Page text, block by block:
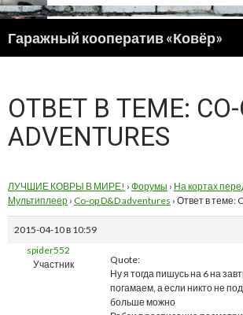
Гаражный кооператив «Ковёр»
ПЕРЕЙТИ
ОТВЕТ В ТЕМЕ: CO-
ADVENTURES
ЛУЧШИЕ КОВРЫ В МИРЕ! › Форумы › На кортах
Мультиплеер › Co-op D&D adventures › Ответ в теме:
2015-04-10 в 10:59
spider552
Участник
Quote:
Ну я тогда пишусь на 6 на
погамаем, а если никто не
больше можно